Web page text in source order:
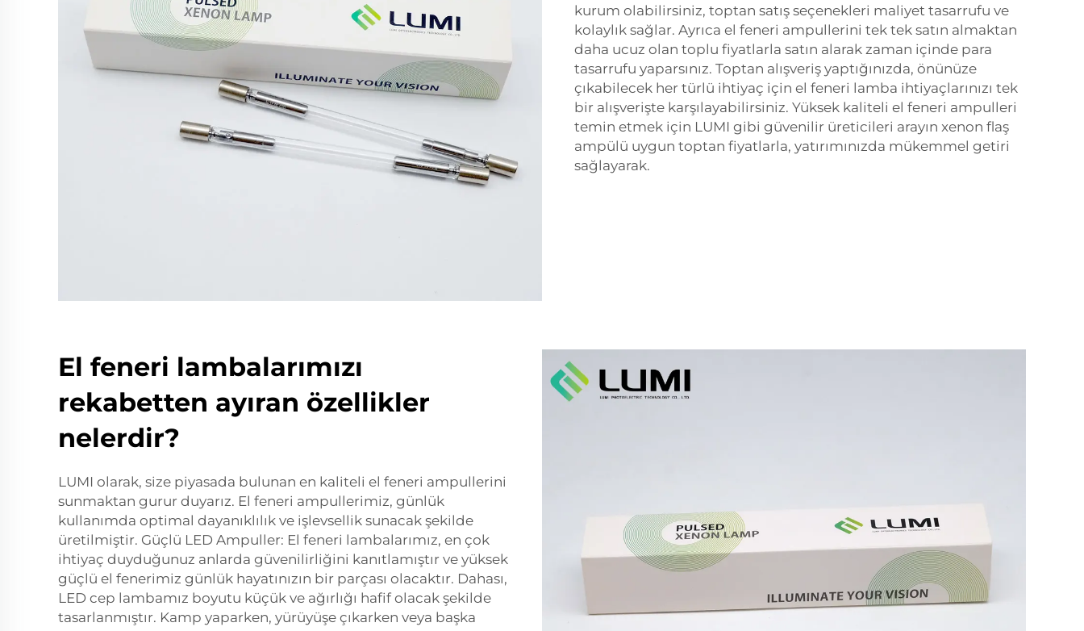
kurum olabilirsiniz, toptan satış seçenekleri maliyet tasarrufu ve
kolaylık sağlar. Ayrıca el feneri ampullerini tek tek satın almaktan
daha ucuz olan toplu fiyatlarla satın alarak zaman içinde para
tasarrufu yaparsınız. Toptan alışveriş yaptığınızda, önünüze
çıkabilecek her türlü ihtiyaç için el feneri lamba ihtiyaçlarınızı tek
bir alışverişte karşılayabilirsiniz. Yüksek kaliteli el feneri ampulleri
temin etmek için LUMI gibi güvenilir üreticileri arayın xenon flaş
ampülü uygun toptan fiyatlarla, yatırımınızda mükemmel getiri
sağlayarak.
El feneri lambalarımızı
rekabetten ayıran özellikler
nelerdir?
LUMI olarak, size piyasada bulunan en kaliteli el feneri ampullerini
sunmaktan gurur duyarız. El feneri ampullerimiz, günlük
kullanımda optimal dayanıklılık ve işlevsellik sunacak şekilde
üretilmiştir. Güçlü LED Ampuller: El feneri lambalarımız, en çok
ihtiyaç duyduğunuz anlarda güvenilirliğini kanıtlamıştır ve yüksek
güçlü el fenerimiz günlük hayatınızın bir parçası olacaktır. Dahası,
LED cep lambamız boyutu küçük ve ağırlığı hafif olacak şekilde
tasarlanmıştır. Kamp yaparken, yürüyüşe çıkarken veya başka